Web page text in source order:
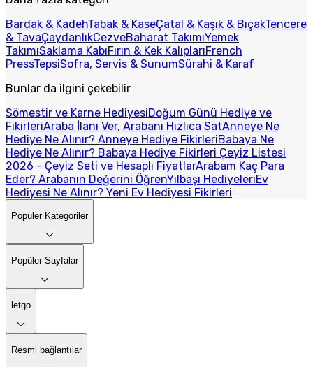
Bardak & KadehTabak & KaseÇatal & Kaşık & BıçakTencere
& TavaÇaydanlıkCezveBaharat TakımıYemek
TakımıSaklama KabıFırın & Kek KalıplarıFrench
PressTepsiSofra, Servis & SunumSürahi & Karaf
Bunlar da ilgini çekebilir
Sömestir ve Karne HediyesiDoğum Günü Hediye ve
FikirleriAraba İlanı Ver, Arabanı Hızlıca SatAnneye Ne
Hediye Ne Alınır? Anneye Hediye FikirleriBabaya Ne
Hediye Ne Alınır? Babaya Hediye Fikirleri Çeyiz Listesi
2026 - Çeyiz Seti ve Hesaplı FiyatlarArabam Kaç Para
Eder? Arabanın Değerini ÖğrenYılbaşı HediyeleriEv
Hediyesi Ne Alınır? Yeni Ev Hediyesi Fikirleri
Popüler Kategoriler
Popüler Sayfalar
letgo
Resmi bağlantılar